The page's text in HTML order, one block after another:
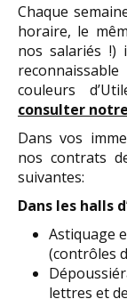
Chaque
horaire, le
nos salariés !)
couleurs
consulter
Dans vos
nos contrats
suivantes:
Dans les halls
Astiquage
(contrôles
lettres et